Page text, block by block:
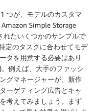
つが、モデルのカスタマ
Simple Storage
れたいくつかのサンプルで
定のタスクに合わせてモデ
タを用意する必要はあり
例えば、大手のファッシ
グマネージャーが、新作
ーゲティング広告とキャ
考えてみましょう。まず